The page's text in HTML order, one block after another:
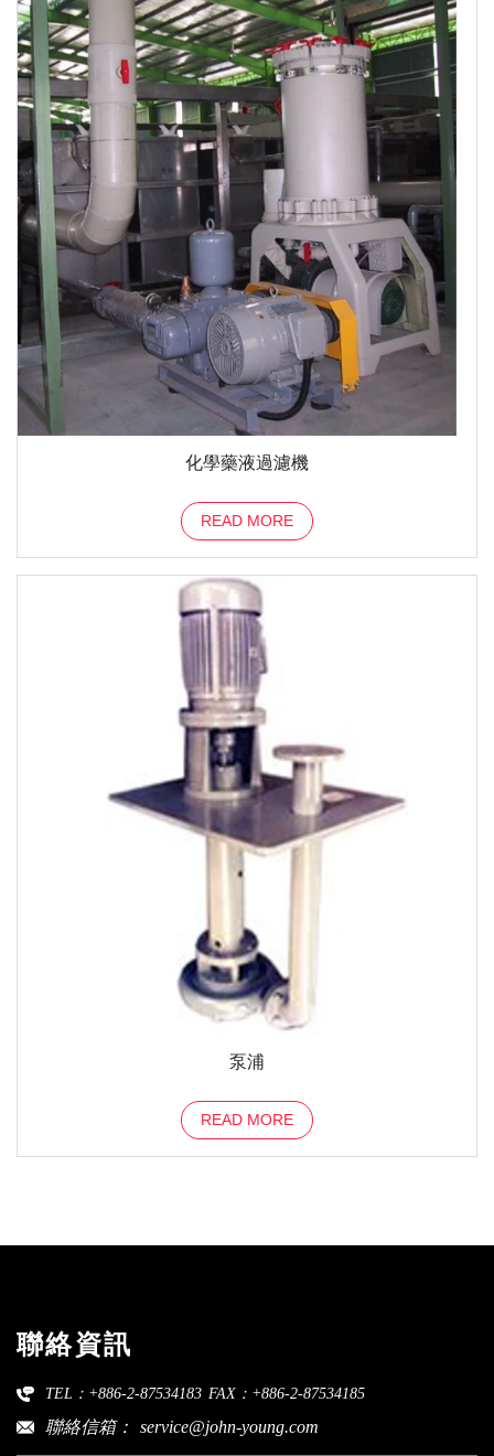
化學藥液過濾機
READ MORE
泵浦
READ MORE
聯絡資訊
TEL：+886-2-87534183 FAX：+886-2-87534185
聯絡信箱： service@john-young.com